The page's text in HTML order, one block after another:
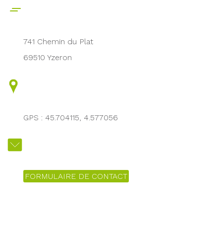
741 Chemin du Plat
69510 Yzeron
GPS : 45.704115, 4.577056
FORMULAIRE DE CONTACT